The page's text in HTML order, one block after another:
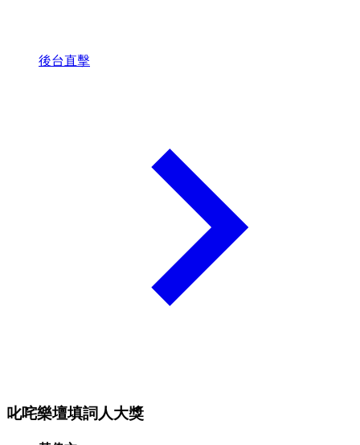
後台直擊
叱咤樂壇填詞人大獎